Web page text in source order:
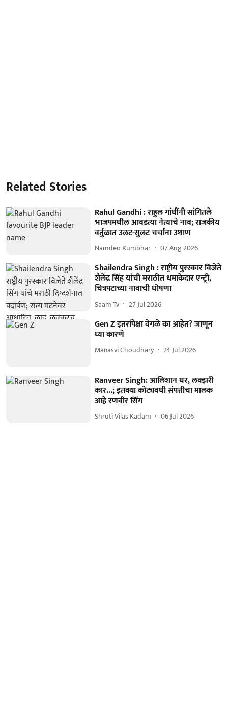
Related Stories
Rahul Gandhi : राहुल गांधींनी सांगितले
भाजपमधील आवडत्या नेत्याचे नाव; राजकीय
वर्तुळात उलट-सुलट चर्चांना उधाण
Namdeo Kumbhar 07 Aug 2026
Shailendra Singh : राष्ट्रीय पुरस्कार विजेते
शैलेंद्र सिंह यांची मराठीत धमाकेदार एन्ट्री,
चित्रपटाच्या नावाची घोषणा
Saam Tv 27 Jul 2026
Gen Z इतरांपेक्षा वेगळे का आहेत? जाणून
घ्या कारणे
Manasvi Choudhary 24 Jul 2026
Ranveer Singh: आलिशान घर, लक्झरी
कार...; इतक्या कोट्यवधी संपत्तीचा मालक
आहे रणवीर सिंग
Shruti Vilas Kadam 06 Jul 2026